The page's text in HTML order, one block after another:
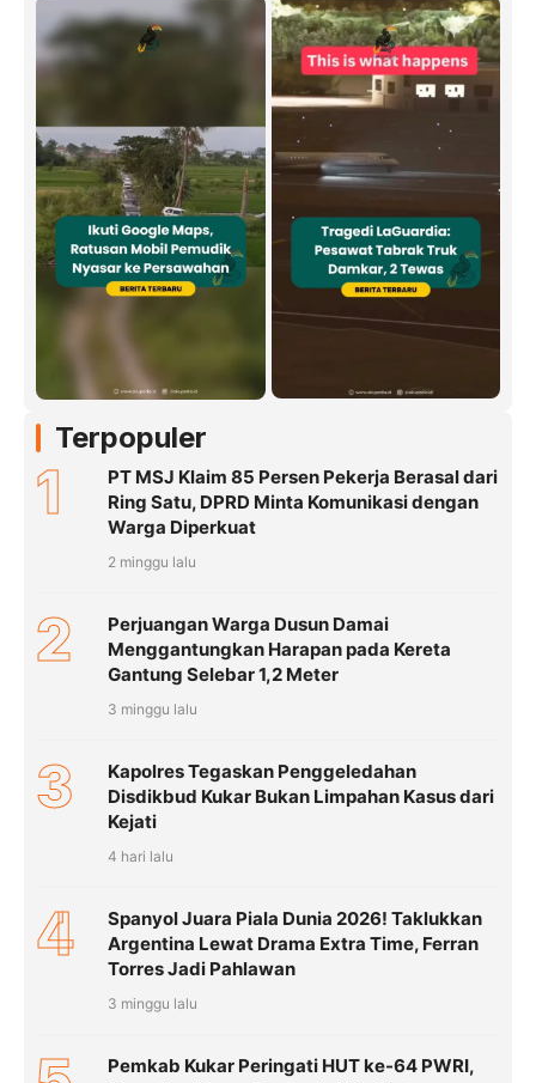
Terpopuler
1
PT MSJ Klaim 85 Persen Pekerja Berasal dari
Ring Satu, DPRD Minta Komunikasi dengan
Warga Diperkuat
2 minggu lalu
2
Perjuangan Warga Dusun Damai
Menggantungkan Harapan pada Kereta
Gantung Selebar 1,2 Meter
3 minggu lalu
3
Kapolres Tegaskan Penggeledahan
Disdikbud Kukar Bukan Limpahan Kasus dari
Kejati
4 hari lalu
4
Spanyol Juara Piala Dunia 2026! Taklukkan
Argentina Lewat Drama Extra Time, Ferran
Torres Jadi Pahlawan
3 minggu lalu
Pemkab Kukar Peringati HUT ke-64 PWRI,